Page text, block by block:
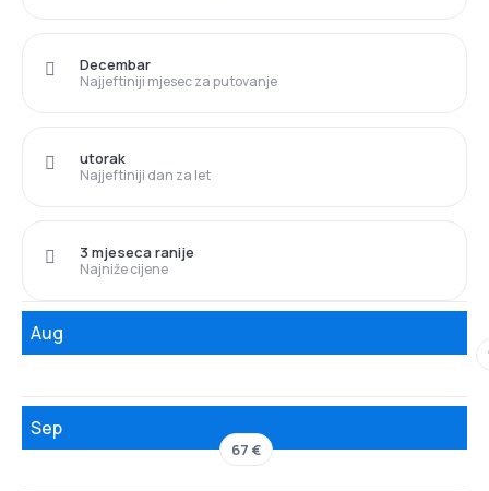
Najjeftiniji mjesec za putovanje
Decembar
Najjeftiniji dan za let
utorak
Najniže cijene
3 mjeseca ranije
Aug
Sep
67 €